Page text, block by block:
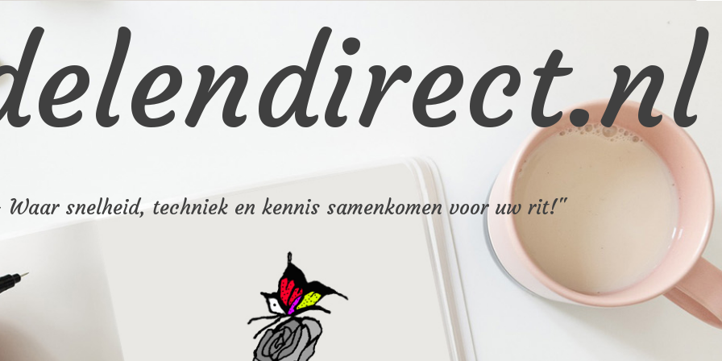
snelheid, techniek en kennis samenkomen voor uw rit!"